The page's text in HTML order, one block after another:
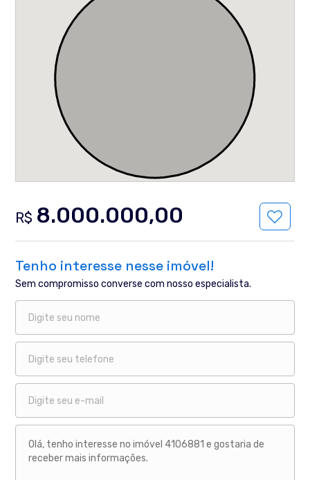
R$ 8.000.000,00
Tenho interesse nesse imóvel!
Sem compromisso converse com nosso especialista.